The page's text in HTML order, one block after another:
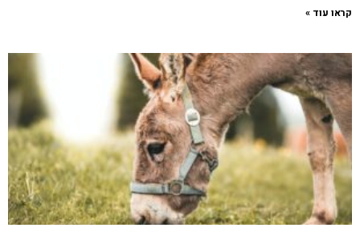
קראו עוד »